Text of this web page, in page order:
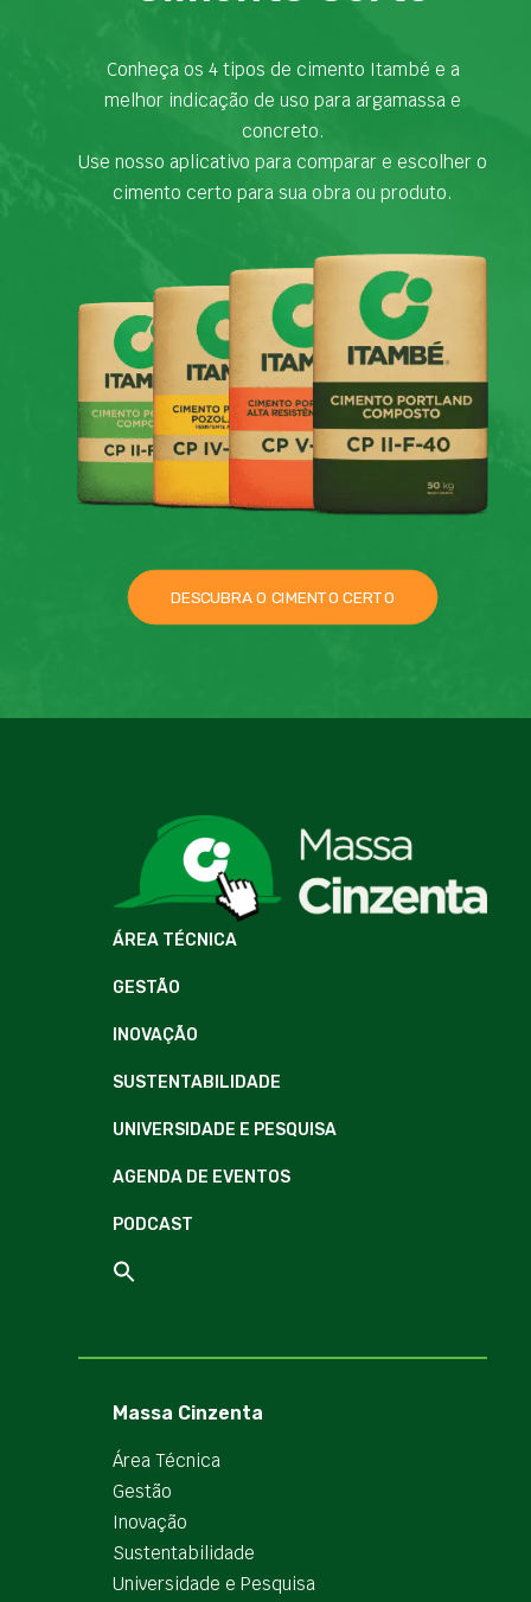
Conheça os 4 tipos de cimento Itambé e a
melhor indicação de uso para argamassa e
concreto.
Use nosso aplicativo para comparar e escolher o
cimento certo para sua obra ou produto.
DESCUBRA O CIMENTO CERTO
ÁREA TÉCNICA
GESTÃO
INOVAÇÃO
SUSTENTABILIDADE
UNIVERSIDADE E PESQUISA
AGENDA DE EVENTOS
PODCAST
Massa Cinzenta
Área Técnica
Gestão
Inovação
Sustentabilidade
Universidade e Pesquisa